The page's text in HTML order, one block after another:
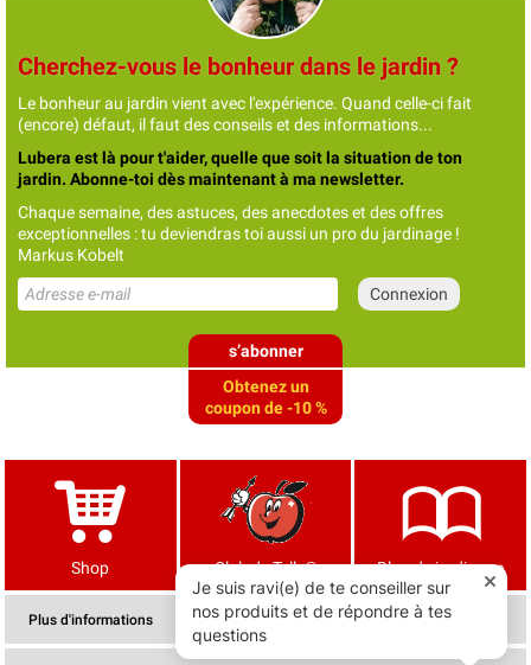
Cherchez-vous le bonheur dans le jardin ?
Le bonheur au jardin vient avec l'expérience. Quand celle-ci fait
(encore) défaut, il faut des conseils et des informations...
Lubera est là pour t'aider, quelle que soit la situation de ton
jardin. Abonne-toi dès maintenant à ma newsletter.
Chaque semaine, des astuces, des anecdotes et des offres
exceptionnelles : tu deviendras toi aussi un pro du jardinage !
Markus Kobelt
s’abonner
Obtenez un
coupon de -10 %
Shop Club de Tells® Blog de jardinage
Plus d'informations